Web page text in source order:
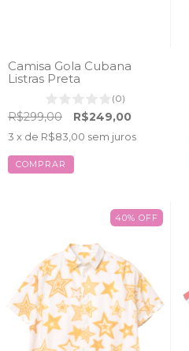
Camisa Gola Cubana
Listras Preta
(0)
R$299,00 R$249,00
3 x de R$83,00 sem juros
COMPRAR
40% OFF